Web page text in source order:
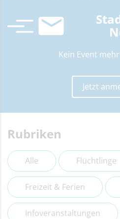
Kein Event
Jetzt
Rubriken
Alle Flüchtlinge
Freizeit & Ferien
Infoveranstaltungen